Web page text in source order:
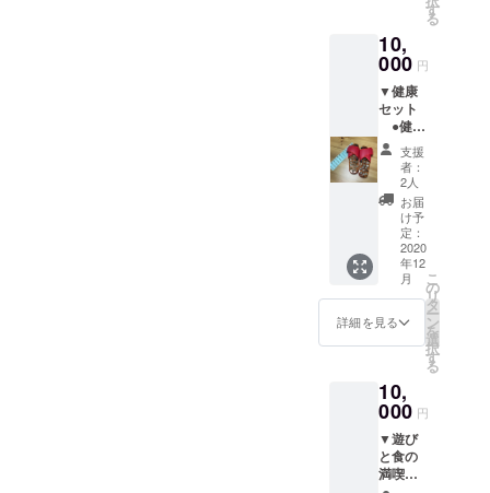
ズのス
ペシャ
ルバー
ジョ
ン。厚
手の迷
彩柄
で、
ネット
で販売
されて
いる通
常版よ
りも横
幅の広
ドサイ
ズ（幅
35cm×
マチ
10cm）
です
（ネッ
ト未発
３０
cmx高
さ３５
cm×ま
ち１４
cm）・
トート
バック
（幅３
０cmx
高さ３
５cm×
まち１
cm））
とチー
ズケー
で一番
人気の
ドチー
ズケー
キ（直
しょっ
真っ赤
なソー
スの”か
らし焼
き”のタ
レはＢ
ＢＱに
合うん
です！
●タレ
用の器
+ 笏
（しゃ
く）
※タレ以
外の用
途にも
す。
●キムチ
1kg
本場韓
国オモ
ニがつ
す
る
10,
000 円
▼健康
セット
●健康
サンダ
ル ●
露天風
呂入浴
回数券
（11
枚）※有
効期限
無し
※利用日
時はメ
イズム
ランド
日（不
定休）
営業時
間に準
じま
す。
支援
者：
2人
お届
け予
定：
2020
年12
月
詳細を見る
こ
の
リ
タ
ー
ン
を
選
択
す
る
10,
000 円
▼遊び
と食の
満喫